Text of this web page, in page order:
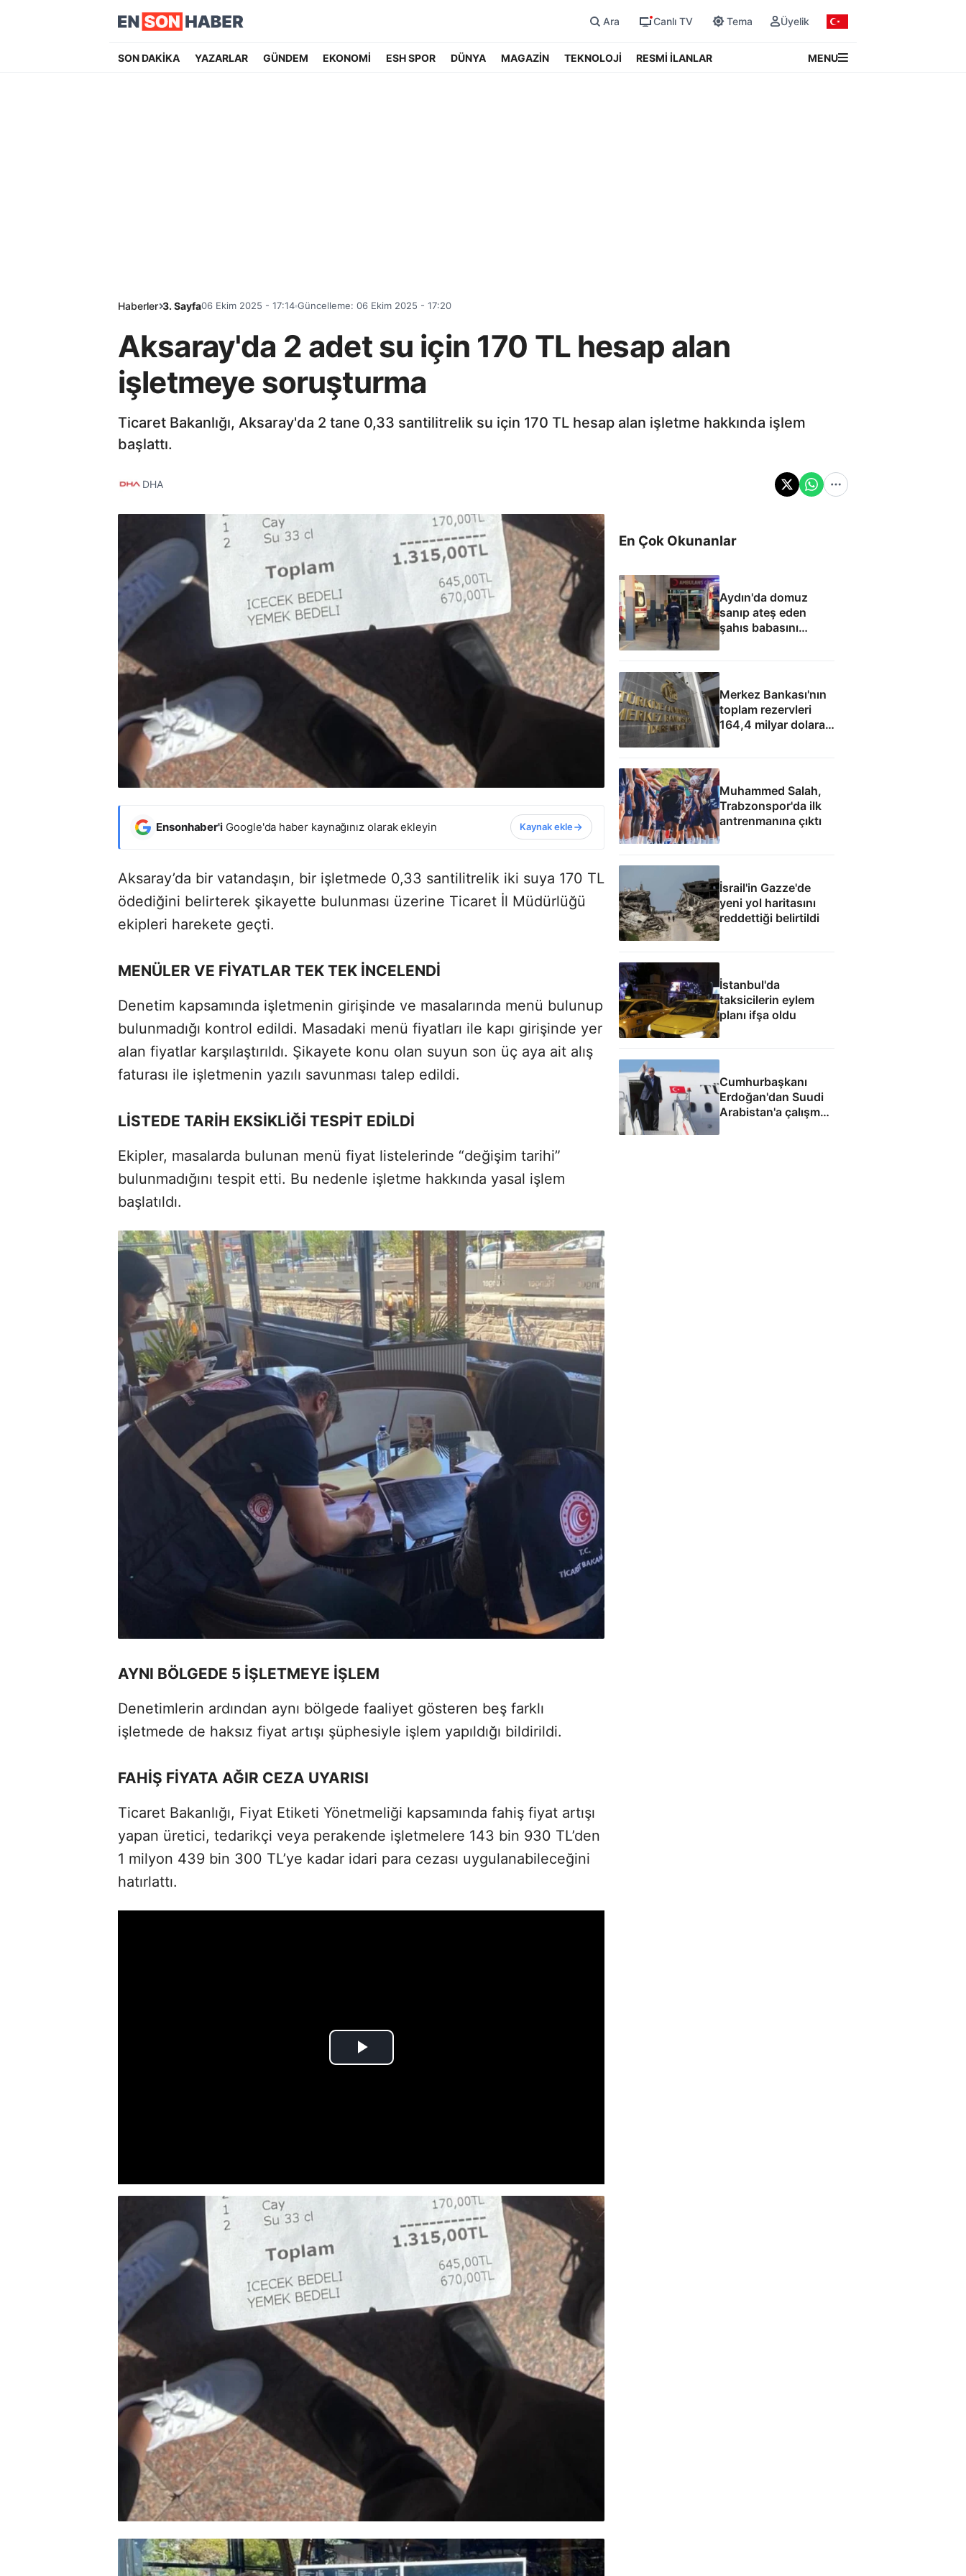
Ara Canlı TV Tema Üyelik
SON DAKİKA YAZARLAR GÜNDEM EKONOMİ ESH SPOR DÜNYA MAGAZİN TEKNOLOJİ RESMİ İLANLAR MENU
Haberler 3. Sayfa06 Ekim 2025 - 17:14 Güncelleme: 06 Ekim 2025 - 17:20
Aksaray'da 2 adet su için 170 TL hesap alan
işletmeye soruşturma
Ticaret Bakanlığı, Aksaray'da 2 tane 0,33 santilitrelik su için 170 TL hesap alan işletme hakkında işlem
başlattı.
DHA
Ensonhaber'i Google'da haber kaynağınız olarak ekleyin Kaynak ekle
Aksaray’da bir vatandaşın, bir işletmede 0,33 santilitrelik iki suya 170 TL
ödediğini belirterek şikayette bulunması üzerine Ticaret İl Müdürlüğü
ekipleri harekete geçti.
MENÜLER VE FİYATLAR TEK TEK İNCELENDİ
Denetim kapsamında işletmenin girişinde ve masalarında menü bulunup
bulunmadığı kontrol edildi. Masadaki menü fiyatları ile kapı girişinde yer
alan fiyatlar karşılaştırıldı. Şikayete konu olan suyun son üç aya ait alış
faturası ile işletmenin yazılı savunması talep edildi.
LİSTEDE TARİH EKSİKLİĞİ TESPİT EDİLDİ
Ekipler, masalarda bulunan menü fiyat listelerinde “değişim tarihi”
bulunmadığını tespit etti. Bu nedenle işletme hakkında yasal işlem
başlatıldı.
AYNI BÖLGEDE 5 İŞLETMEYE İŞLEM
Denetimlerin ardından aynı bölgede faaliyet gösteren beş farklı
işletmede de haksız fiyat artışı şüphesiyle işlem yapıldığı bildirildi.
FAHİŞ FİYATA AĞIR CEZA UYARISI
Ticaret Bakanlığı, Fiyat Etiketi Yönetmeliği kapsamında fahiş fiyat artışı
yapan üretici, tedarikçi veya perakende işletmelere 143 bin 930 TL’den
1 milyon 439 bin 300 TL’ye kadar idari para cezası uygulanabileceğini
hatırlattı.
En Çok Okunanlar
Aydın'da domuz
sanıp ateş eden
şahıs babasını
Merkez Bankası'nın
toplam rezervleri
164,4 milyar dolara
yükseldi
Muhammed Salah,
Trabzonspor'da ilk
antrenmanına çıktı
İsrail'in Gazze'de
yeni yol haritasını
reddettiği belirtildi
İstanbul'da
taksicilerin eylem
planı ifşa oldu
Cumhurbaşkanı
Erdoğan'dan Suudi
Arabistan'a çalışma